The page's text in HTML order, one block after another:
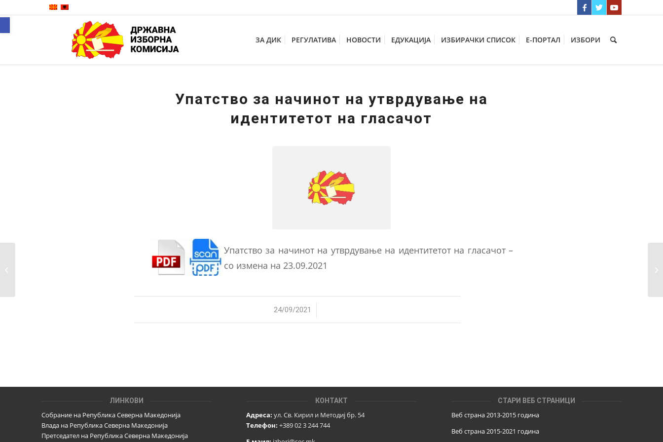
ЗА ДИК РЕГУЛАТИВА НОВОСТИ ЕДУКАЦИЈА ИЗБИРАЧКИ СПИСОК Е-ПОРТАЛ ИЗБОРИ
Упатство за начинот на утврдување на
идентитетот на гласачот
Упатство за начинот на утврдување на идентитетот на гласачот –
со измена на 23.09.2021
24/09/2021
/
ЛИНКОВИ
Собрание на Република Северна Македонија
Влада на Република Северна Македонија
Претседател на Република Северна Македонија
КОНТАКТ
Адреса: ул. Св. Кирил и Методиј бр. 54
Телефон: +389 02 3 244 744
СТАРИ ВЕБ СТРАНИЦИ
Веб страна 2013-2015 година
Веб страна 2015-2021 година
Open toolbar